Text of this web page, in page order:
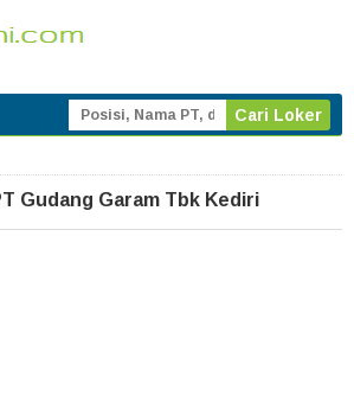
Gudang Garam Tbk Kediri